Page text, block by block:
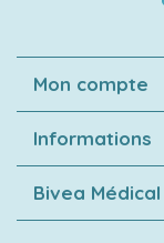
Mon compte
Informations
Bivea Médical